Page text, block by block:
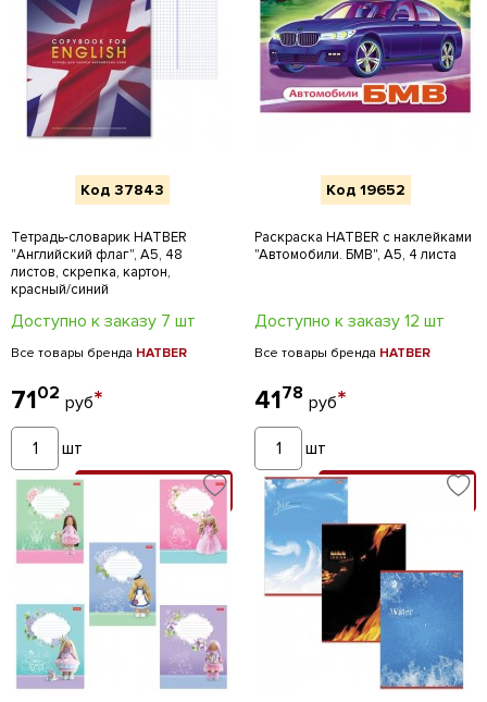
Код 37843
Тетрадь-словарик HATBER
"Английский флаг", А5, 48
листов, скрепка, картон,
красный/синий
Доступно к заказу 7 шт
Все товары бренда HATBER
7102 руб*
шт
В КОРЗИНУ
Код 19652
Раскраска HATBER с наклейками
"Автомобили. БМВ", А5, 4 листа
Доступно к заказу 12 шт
Все товары бренда HATBER
4178 руб*
шт